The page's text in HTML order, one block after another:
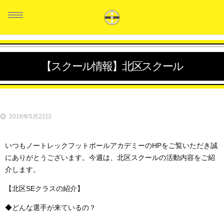
スタッフ紹介
生徒の声
料金システム
お問い合せ
【スクール情報】北区スクール
2018年5月22日
いつもノートレックフットボールアカデミーのHPをご覧いただき誠
にありがとうございます。今週は、北区スクールの活動内容をご紹
介します。
【北区SEクラスの紹介】
◆どんな選手が来ているの？